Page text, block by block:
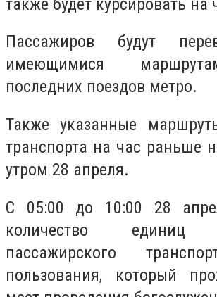
также будет курсировать на
Пассажиров будут
имеющимися
последних поездов метро.
Также указанные
транспорта на час раньше
утром 28 апреля.
С 05:00 до 10:00 28
количество единиц
пассажирского
пользования, который